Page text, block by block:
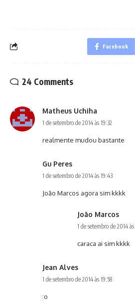
Facebook
24 Comments
Matheus Uchiha
1 de setembro de 2014 às 19:32
realmente mudou bastante
Gu Peres
1 de setembro de 2014 às 19:43
João Marcos agora sim kkkk
João Marcos
1 de setembro de 2014 às
caraca ai sim kkkk
Jean Alves
1 de setembro de 2014 às 19:58
:o